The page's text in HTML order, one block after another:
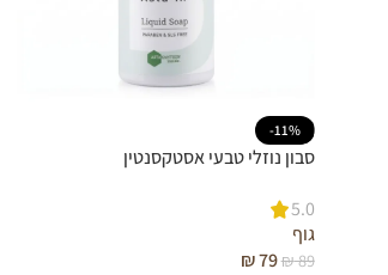
-11%
סבון נוזלי טבעי אסטקסנטין
5.0
גוף
₪89
₪79